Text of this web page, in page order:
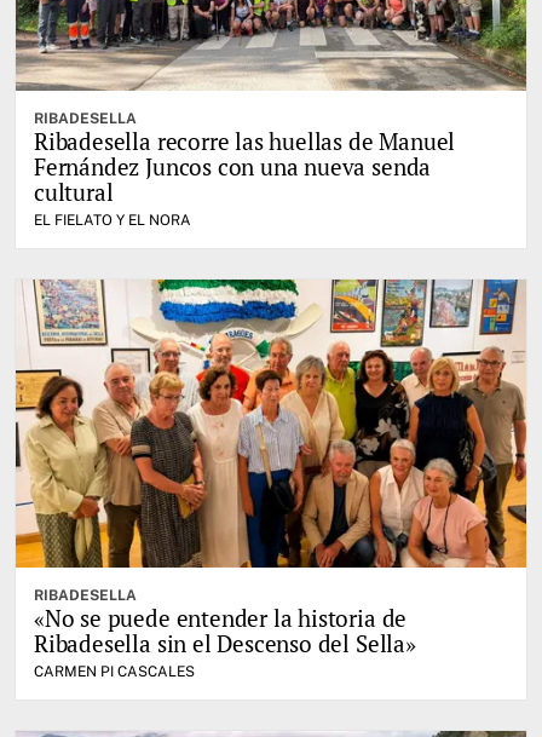
RIBADESELLA
Ribadesella recorre las huellas de Manuel
Fernández Juncos con una nueva senda
cultural
EL FIELATO Y EL NORA
RIBADESELLA
«No se puede entender la historia de
Ribadesella sin el Descenso del Sella»
CARMEN PI CASCALES